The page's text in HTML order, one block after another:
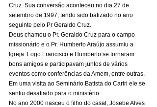
Cruz. Sua conversão aconteceu no dia 27 de
setembro de 1997, tendo sido batizado no ano
seguinte pelo Pr Geraldo Cruz.
Deus chamou o Pr. Geraldo Cruz para o campo
missionário e o Pr. Humberto Araújo assumiu a
Igreja. Logo Francisco e Humberto se tornaram
bons amigos e participavam juntos de vários
eventos como conferências da Amem, entre outras.
Em uma visita ao Seminário Batista do Cariri ele se
sentiu desafiado para o ministério.
No ano 2000 nasceu o filho do casal, Josebe Alves